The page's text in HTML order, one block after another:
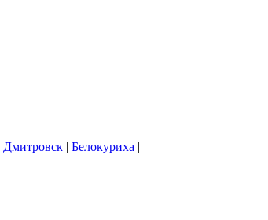
Дмитровск | Белокуриха |